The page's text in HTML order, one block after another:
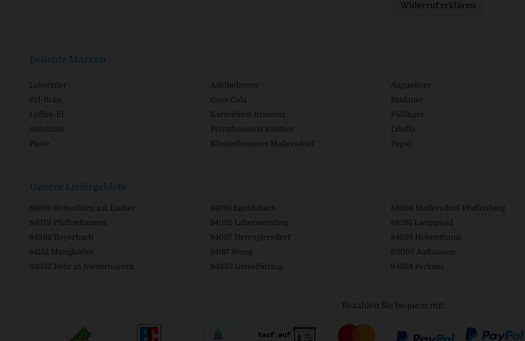
Widerruf erklären
Beliebte Marken
Labertaler Adelholzener Augustiner
Erl-Bräu
Coca Cola Paulaner
Löffler-Ei
Karmeliten Brauerei Pöllinger
Arcobräu
Privatbrauerei Stöttner Libella
Plose
Klosterbrauerei Mallersdorf Pepsi
Unsere Liefergebiete
84056 Rottenburg a.d. Laaber 84061 Egoldsbach 84066 Mallersdorf-Pfaffenberg
84076 Pfeffenhausen
84082 Laberweinting 84085 Langquaid
84092 Bayerbach
84097 Herrngiersdorf 84098 Hohenthann
84152 Mengkofen
84187 Weng 93089 Aufhausen
93352 Rohr in Niederbayern
94333 Geiselhöring 94368 Perkam
Bezahlen Sie bequem mit: